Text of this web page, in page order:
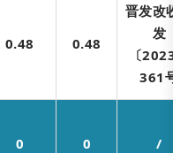
0.48 0.48
晋发改
发
〔
361
0 0 /